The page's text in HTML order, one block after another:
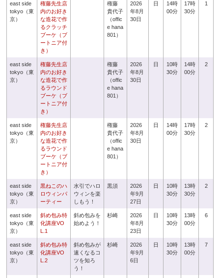
east side
tokyo（東
京）
権藤先生店
内のお好き
な造花で作
るクラッチ
ブーケ（ブ
ートニア付
き）
権藤
貴代子
（offic
e hana
801）
2026
年8月
30日
日
14時
00分
17時
30分
1
east side
tokyo（東
京）
権藤先生店
内のお好き
な造花で作
るラウンド
ブーケ（ブ
ートニア付
き）
権藤
貴代子
（offic
e hana
801）
2026
年8月
30日
日
10時
30分
14時
00分
2
east side
tokyo（東
京）
権藤先生店
内のお好き
な造花で作
るラウンド
ブーケ（ブ
ートニア付
き）
権藤
貴代子
（offic
e hana
801）
2026
年8月
30日
日
14時
00分
17時
30分
2
east side
tokyo（東
京）
黒ねこのハ
ロウィンパ
ーティー
水引でハロ
ウィンを楽
しもう！
黒須
2026
年9月
27日
日
10時
30分
13時
30分
2
east side
tokyo（東
京）
斜め包み特
化講座VO
L.1
斜め包みを
始めよう！
杉崎
2026
年8月
23日
日
10時
30分
13時
00分
6
east side
tokyo（東
京）
斜め包み特
化講座VO
L.2
斜め包みが
速くなるコ
ツを知ろ
う！
杉崎
2026
年9月
6日
日
10時
30分
13時
00分
7